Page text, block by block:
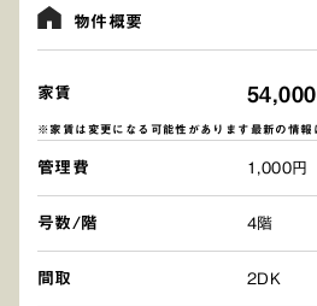
物件概要
家賃 54,000
※家賃は変更になる可能性があります最新の情報
管理費 1,000円
号数/階 4階
間取 2DK